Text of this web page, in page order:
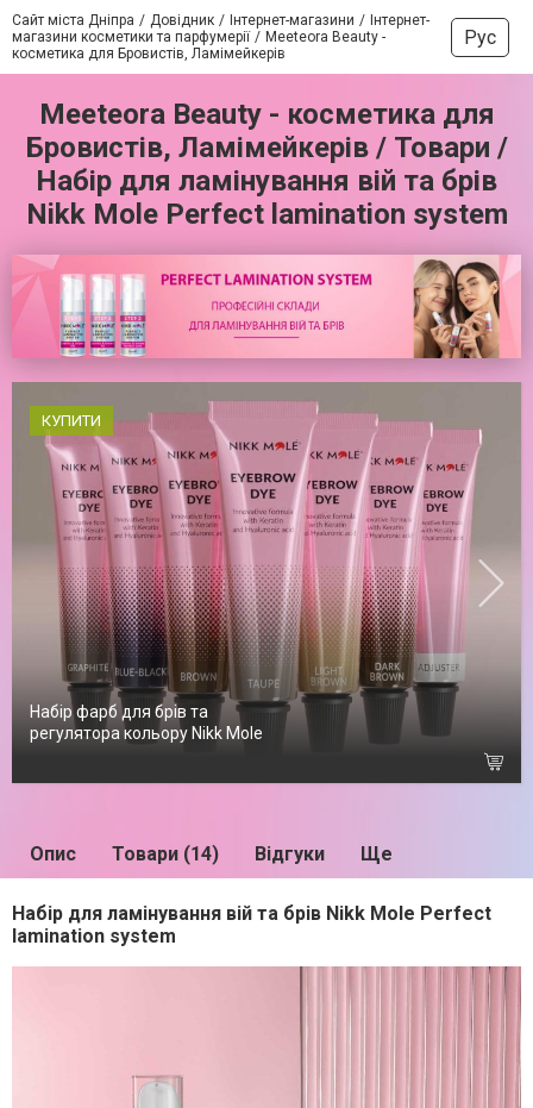
Сайт міста Дніпра Довідник Інтернет-магазини
Інтернет-
магазини косметики та парфумерії
Meeteora Beauty -
косметика для Бровистів, Ламімейкерів
Рус
Meeteora Beauty - косметика для
Бровистів, Ламімейкерів / Товари /
Набір для ламінування вій та брів
Nikk Mole Perfect lamination system
КУПИТИ
Набір фарб для брів та
регулятора кольору Nikk Mole
Опис Товари (14) Відгуки Ще
Набір для ламінування вій та брів Nikk Mole Perfect
lamination system